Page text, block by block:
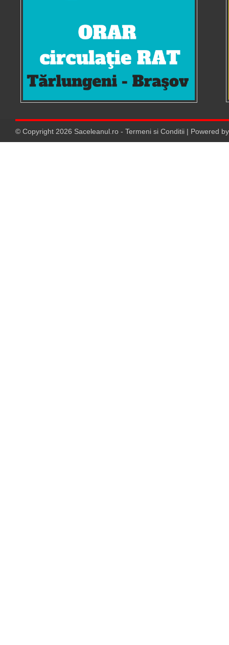
© Copyright 2026 Saceleanul.ro - Termeni si Conditii | Powered